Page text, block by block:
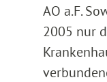
AO a.F.
2005 nur